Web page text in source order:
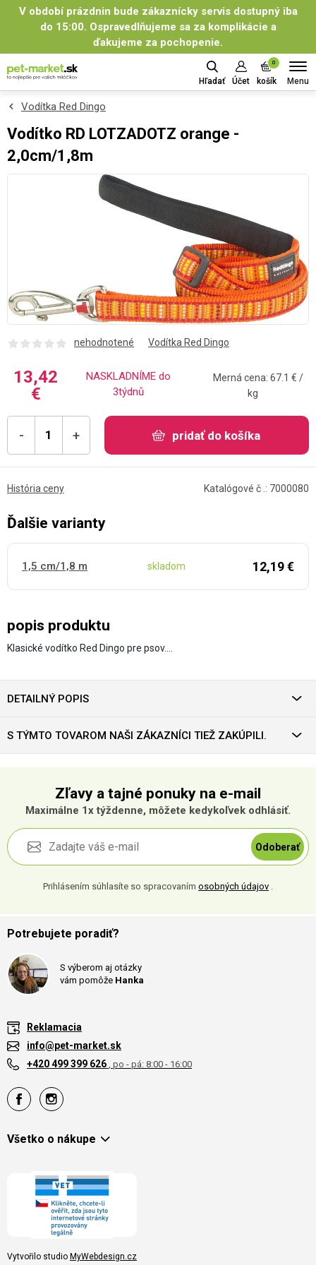
V období prázdnin bude zákaznícky servis dostupný iba
do 15:00. Ospravedlňujeme sa za komplikácie a
ďakujeme za pochopenie.
Hľadať Účet
0
košík Menu
Vodítka Red Dingo
Vodítko RD LOTZADOTZ orange -
2,0cm/1,8m
nehodnotené Vodítka Red Dingo
popis produktu
Klasické vodítko Red Dingo pre psov.…
13,42
€
NASKLADNÍME do
3týdnů
Merná cena: 67.1 € /
kg
- + pridať do košíka
História ceny Katalógové č .: 7000080
Ďalšie varianty
1,5 cm/1,8 m skladom 12,19 €
DETAILNÝ POPIS
S TÝMTO TOVAROM NAŠI ZÁKAZNÍCI TIEŽ ZAKÚPILI.
Zľavy a tajné ponuky na e-mail
Maximálne 1x týždenne, môžete kedykoľvek odhlásiť.
Odoberať
Prihlásením súhlasíte so spracovaním osobných údajov .
Potrebujete poradiť?
S výberom aj otázky
vám pomôže Hanka
Reklamacia
info@pet-market.sk
+420 499 399 626 , po - pá: 8:00 - 16:00
Všetko o nákupe
Vytvořilo studio MyWebdesign.cz